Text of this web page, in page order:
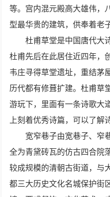
等。宫内混元殿高大雄伟，
型最华贵的建筑，供奉着老
杜甫草堂是中国唐代大
杜甫先后在此居住近四年，
韦庄寻得草堂遗址，重结茅
历代都有修葺扩建。杜甫草
游玩下，里面有一条诗歌大
上刻着优秀诗篇，可以了解
宽窄巷子由宽巷子、窄
全为青黛砖瓦的仿古四合院
较成规模的清朝古街道，与
都三大历史文化名城保护街